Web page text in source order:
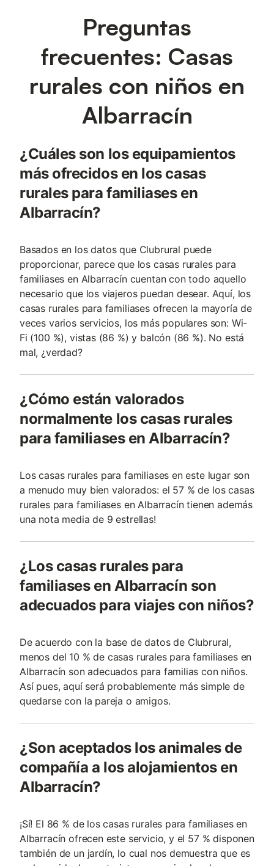
Preguntas
frecuentes: Casas
rurales con niños en
Albarracín
¿Cuáles son los equipamientos
más ofrecidos en los casas
rurales para familiases en
Albarracín?
Basados en los datos que Clubrural puede
proporcionar, parece que los casas rurales para
familiases en Albarracín cuentan con todo aquello
necesario que los viajeros puedan desear. Aquí, los
casas rurales para familiases ofrecen la mayoría de
veces varios servicios, los más populares son: Wi-
Fi (100 %), vistas (86 %) y balcón (86 %). No está
mal, ¿verdad?
¿Cómo están valorados
normalmente los casas rurales
para familiases en Albarracín?
Los casas rurales para familiases en este lugar son
a menudo muy bien valorados: el 57 % de los casas
rurales para familiases en Albarracín tienen además
una nota media de 9 estrellas!
¿Los casas rurales para
familiases en Albarracín son
adecuados para viajes con niños?
De acuerdo con la base de datos de Clubrural,
menos del 10 % de casas rurales para familiases en
Albarracín son adecuados para familias con niños.
Así pues, aquí será probablemente más simple de
quedarse con la pareja o amigos.
¿Son aceptados los animales de
compañía a los alojamientos en
Albarracín?
¡Sí! El 86 % de los casas rurales para familiases en
Albarracín ofrecen este servicio, y el 57 % disponen
también de un jardín, lo cual nos demuestra que es